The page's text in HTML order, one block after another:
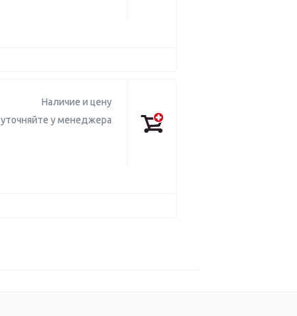
Наличие и цену
уточняйте у менеджера